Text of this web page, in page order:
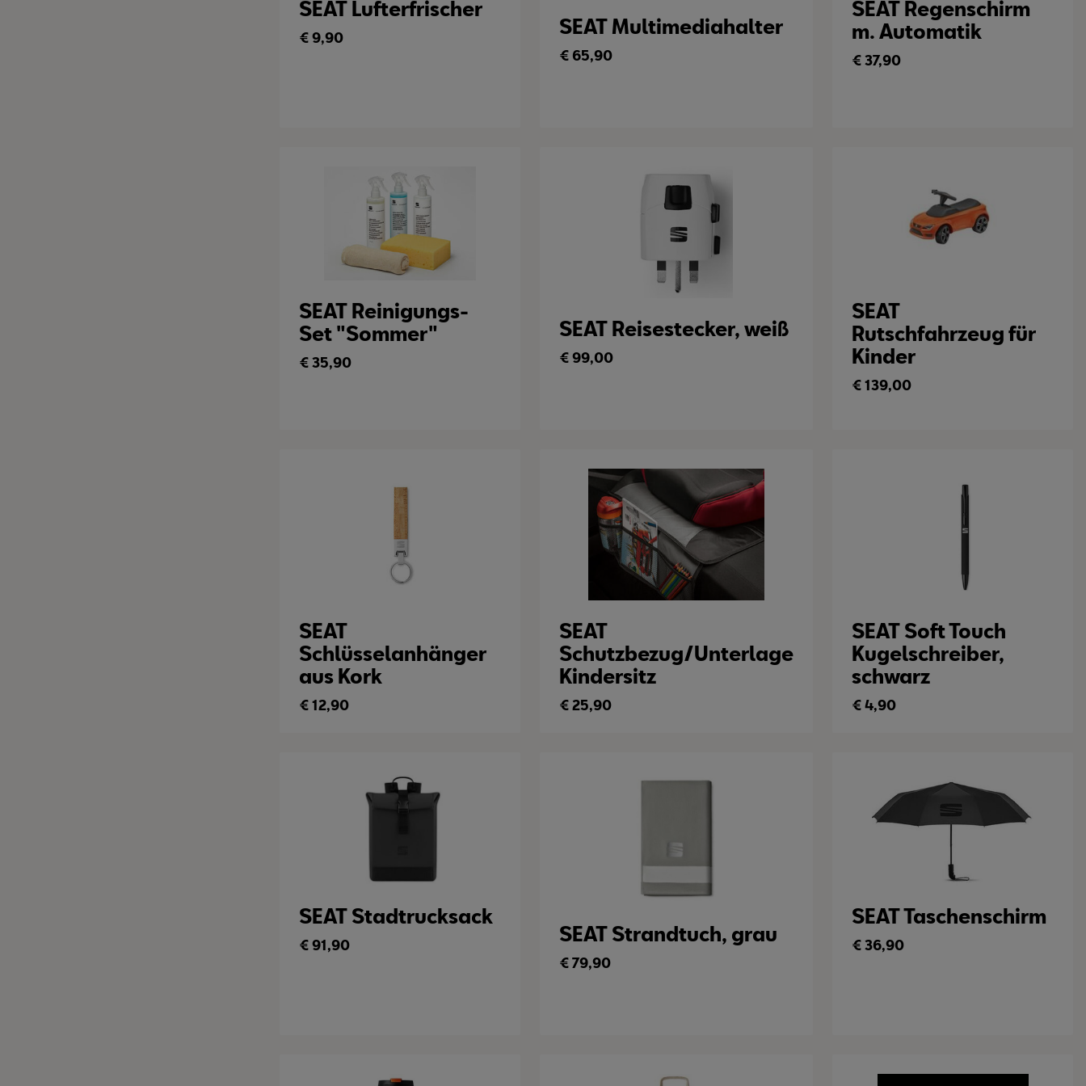
SEAT Lufterfrischer
€9,90 SEAT Multimediahalter
€ 65,90
SEAT Regenschirm
m. Automatik
€37,90
SEAT Reinigungs-
Set "Sommer"
€35,90
SEAT Reisestecker, weiß
€99,00
SEAT
Rutschfahrzeug für
Kinder
€139,00
SEAT
Schlüsselanhänger
aus Kork
€12,90
SEAT
Schutzbezug/Unterlage
Kindersitz
€25,90
SEAT Soft Touch
Kugelschreiber,
schwarz
€4,90
SEAT Stadtrucksack
€91,90 SEAT Strandtuch, grau
€79,90
SEAT Taschenschirm
€36,90